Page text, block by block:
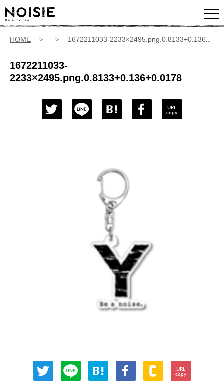
HOME ＞ ＞ 1672211033-2233×2495.png.0.8133+0.136+0.0178
1672211033-
2233×2495.png.0.8133+0.136+0.0178
URL
copy
URL
copy